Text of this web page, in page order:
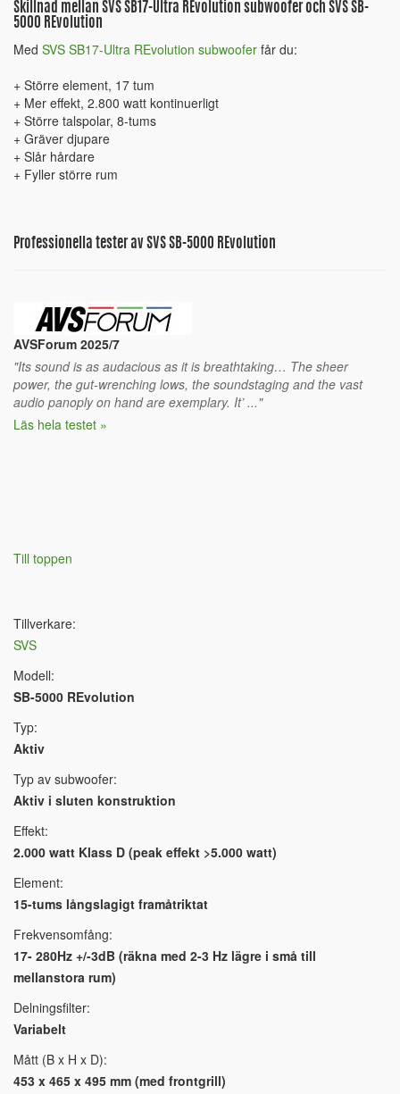
Skillnad mellan SVS SB17-Ultra REvolution subwoofer och SVS SB-
5000 REvolution
Med SVS SB17-Ultra REvolution subwoofer får du:
+ Större element, 17 tum
+ Mer effekt, 2.800 watt kontinuerligt
+ Större talspolar, 8-tums
+ Gräver djupare
+ Slår hårdare
+ Fyller större rum
Professionella tester av SVS SB-5000 REvolution
AVSForum 2025/7
"Its sound is as audacious as it is breathtaking… The sheer
power, the gut-wrenching lows, the soundstaging and the vast
audio panoply on hand are exemplary. It’ ..."
Läs hela testet »
Till toppen
Tillverkare:
SVS
Modell:
SB-5000 REvolution
Typ:
Aktiv
Typ av subwoofer:
Aktiv i sluten konstruktion
Effekt:
2.000 watt Klass D (peak effekt >5.000 watt)
Element:
15-tums långslagigt framåtriktat
Frekvensomfång:
17- 280Hz +/-3dB (räkna med 2-3 Hz lägre i små till
mellanstora rum)
Delningsfilter:
Variabelt
Mått (B x H x D):
453 x 465 x 495 mm (med frontgrill)